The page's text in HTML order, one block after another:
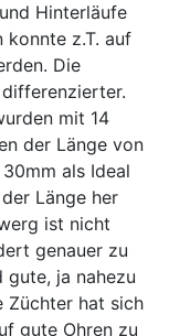
Hinterläufe
konnte z.T. auf
Die
mit 14
der Länge von
als Ideal
Länge her
ist nicht
genauer zu
gute, ja nahezu
Züchter hat sich
gute Ohren zu